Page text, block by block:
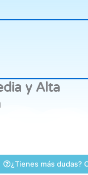
y Alta
¿Tienes más dudas?